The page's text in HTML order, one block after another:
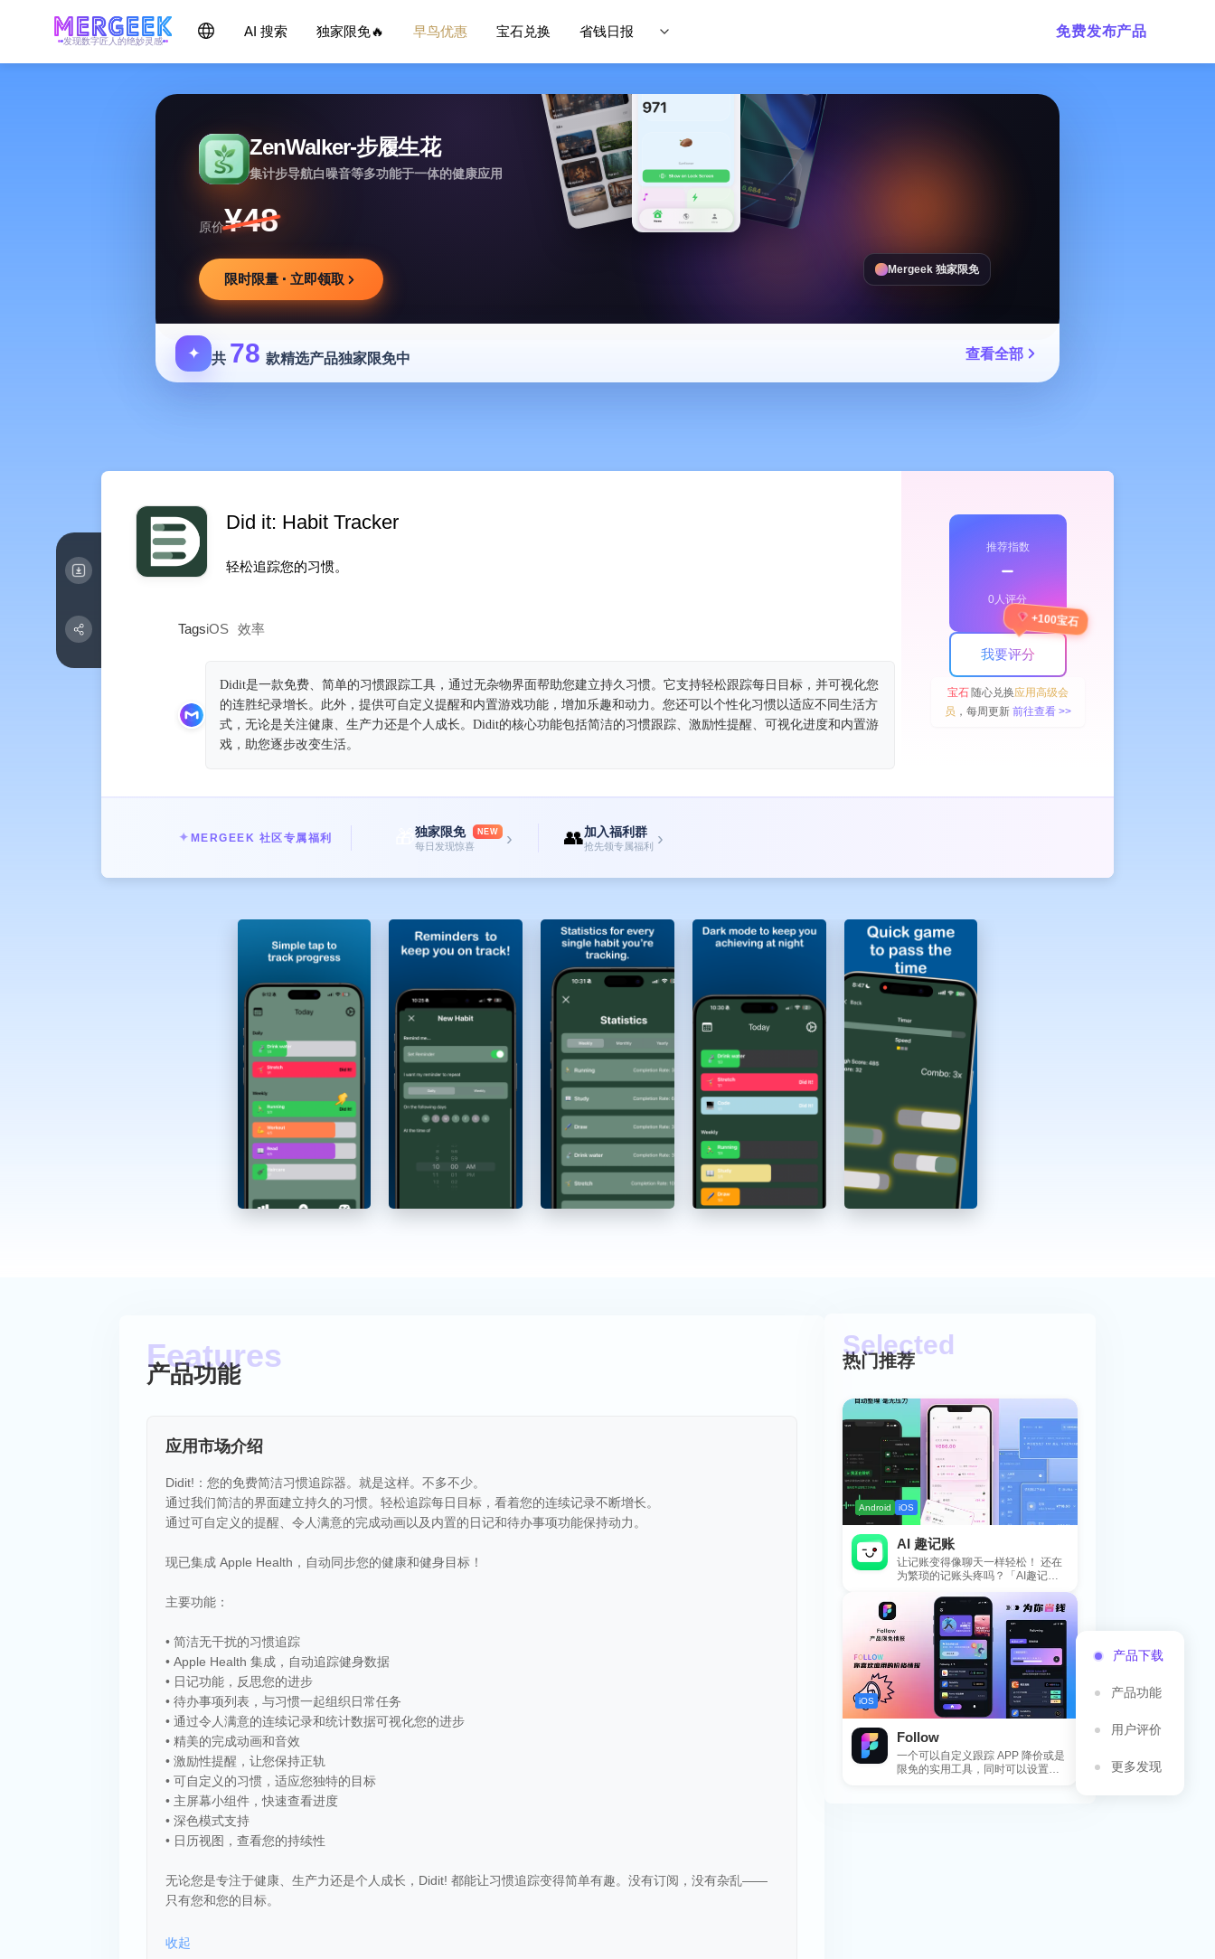
发现数字匠人的绝妙灵感
AI 搜索 独家限免🔥 早鸟优惠 宝石兑换 省钱日报 免费发布产品
ZenWalker-步履生花
集计步导航白噪音等多功能于一体的健康应用
原价¥48
限时限量 · 立即领取
Mergeek 独家限免
✦ 共 78 款精选产品独家限免中 查看全部
Did it: Habit Tracker
轻松追踪您的习惯。
TagsiOS 效率
Didit是一款免费、简单的习惯跟踪工具，通过无杂物界面帮助您建立持久习惯。它支持轻松跟踪每日目标，并可视化您
的连胜纪录增长。此外，提供可自定义提醒和内置游戏功能，增加乐趣和动力。您还可以个性化习惯以适应不同生活方
式，无论是关注健康、生产力还是个人成长。Didit的核心功能包括简洁的习惯跟踪、激励性提醒、可视化进度和内置游
戏，助您逐步改变生活。
推荐指数
﹣
0人评分
我要评分
+100宝石
宝石随心兑换应用高级会
员 ，每周更新 前往查看 >>
✦ MERGEEK 社区专属福利 独家限免 NEW
每日发现惊喜 › 👥加入福利群
抢先领专属福利 ›
产品下载
产品功能
用户评价
更多发现
产品功能
应用市场介绍
Didit!：您的免费简洁习惯追踪器。就是这样。不多不少。
通过我们简洁的界面建立持久的习惯。轻松追踪每日目标，看着您的连续记录不断增长。
通过可自定义的提醒、令人满意的完成动画以及内置的日记和待办事项功能保持动力。
现已集成 Apple Health，自动同步您的健康和健身目标！
主要功能：
• 简洁无干扰的习惯追踪
• Apple Health 集成，自动追踪健身数据
• 日记功能，反思您的进步
• 待办事项列表，与习惯一起组织日常任务
• 通过令人满意的连续记录和统计数据可视化您的进步
• 精美的完成动画和音效
• 激励性提醒，让您保持正轨
• 可自定义的习惯，适应您独特的目标
• 主屏幕小组件，快速查看进度
• 深色模式支持
• 日历视图，查看您的持续性
无论您是专注于健康、生产力还是个人成长，Didit! 都能让习惯追踪变得简单有趣。没有订阅，没有杂乱——
只有您和您的目标。
收起
热门推荐
Android iOS
AI 趣记账
让记账变得像聊天一样轻松！ 还在
为繁琐的记账头疼吗？「AI趣记
账」来拯救你啦！这款智能记账工
具专为懒...
iOS
Follow
一个可以自定义跟踪 APP 降价或是
限免的实用工具，同时可以设置包